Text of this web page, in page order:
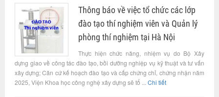
Thông báo về việc tổ chức các lớp
đào tạo thí nghiệm viên và Quản lý
phòng thí nghiệm tại Hà Nội
Thực hiện chức năng, nhiệm vụ do Bộ Xây
dựng giao về công tác đào tạo, bồi dưỡng nghiệp vụ kỹ thuật và tư vấn
xây dựng; Căn cứ kế hoạch đào tạo và cấp chứng chỉ, chứng nhận năm
2025, Viện Khoa học công nghệ xây dựng sẽ tổ ... Chi tiết